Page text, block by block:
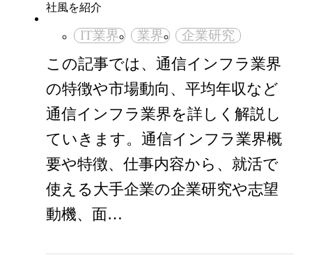
IT業界 業界 企業研究
この記事では、通信インフラ業界
の特徴や市場動向、平均年収など
通信インフラ業界を詳しく解説し
ていきます。通信インフラ業界概
要や特徴、仕事内容から、就活で
使える大手企業の企業研究や志望
動機、面…